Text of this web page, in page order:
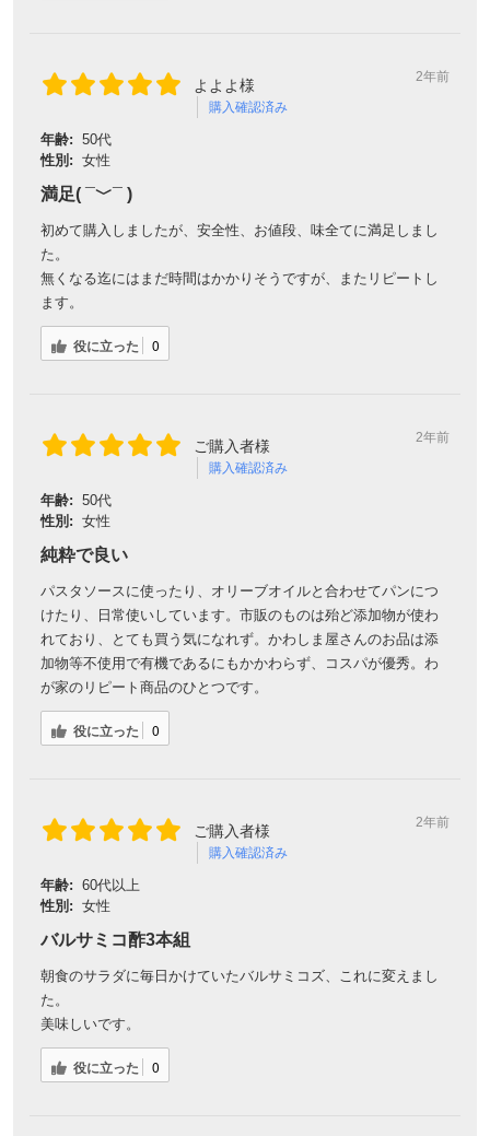
よよよ様
購入確認済み
2年前
年齢: 50代
性別: 女性
満足( ¯﹀¯ )
初めて購入しましたが、安全性、お値段、味全てに満足しまし
た。
無くなる迄にはまだ時間はかかりそうですが、またリピートし
ます。
役に立った 0
ご購入者様
購入確認済み
2年前
年齢: 50代
性別: 女性
純粋で良い
パスタソースに使ったり、オリーブオイルと合わせてパンにつ
けたり、日常使いしています。市販のものは殆ど添加物が使わ
れており、とても買う気になれず。かわしま屋さんのお品は添
加物等不使用で有機であるにもかかわらず、コスパが優秀。わ
が家のリピート商品のひとつです。
役に立った 0
ご購入者様
購入確認済み
2年前
年齢: 60代以上
性別: 女性
バルサミコ酢3本組
朝食のサラダに毎日かけていたバルサミコズ、これに変えまし
た。
美味しいです。
役に立った 0
今すぐ使える
300 円OFFクーポンを
ご用意しました🎁
会員登録ありがとうございます！
新規会員様限定
300円OFF
対象者：かわしま屋で初めてお買い物をされる方
利用条件：3,000円以上のお買い物でご利用いただけます
クーポンのご利用方法はこちら >>